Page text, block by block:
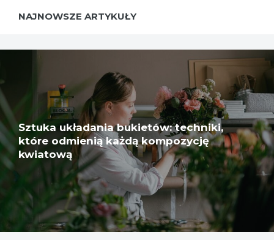
NAJNOWSZE ARTYKUŁY
Sztuka układania bukietów: techniki,
które odmienią każdą kompozycję
kwiatową